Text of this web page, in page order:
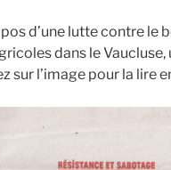
d’une lutte contre le
dans le
sur l’image pour la lire